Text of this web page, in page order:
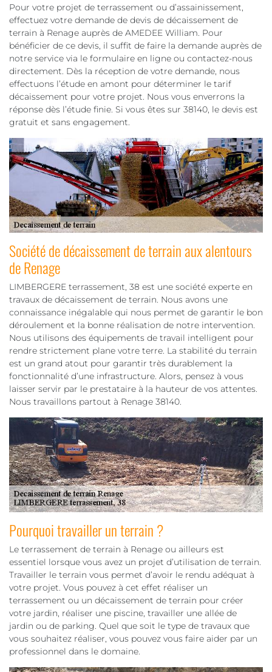
Pour votre projet de terrassement ou d’assainissement,
effectuez votre demande de devis de décaissement de
terrain à Renage auprès de AMEDEE William. Pour
bénéficier de ce devis, il suffit de faire la demande auprès de
notre service via le formulaire en ligne ou contactez-nous
directement. Dès la réception de votre demande, nous
effectuons l’étude en amont pour déterminer le tarif
décaissement pour votre projet. Nous vous enverrons la
réponse dès l’étude finie. Si vous êtes sur 38140, le devis est
gratuit et sans engagement.
Société de décaissement de terrain aux alentours
de Renage
LIMBERGERE terrassement, 38 est une société experte en
travaux de décaissement de terrain. Nous avons une
connaissance inégalable qui nous permet de garantir le bon
déroulement et la bonne réalisation de notre intervention.
Nous utilisons des équipements de travail intelligent pour
rendre strictement plane votre terre. La stabilité du terrain
est un grand atout pour garantir très durablement la
fonctionnalité d’une infrastructure. Alors, pensez à vous
laisser servir par le prestataire à la hauteur de vos attentes.
Nous travaillons partout à Renage 38140.
Pourquoi travailler un terrain ?
Le terrassement de terrain à Renage ou ailleurs est
essentiel lorsque vous avez un projet d’utilisation de terrain.
Travailler le terrain vous permet d’avoir le rendu adéquat à
votre projet. Vous pouvez à cet effet réaliser un
terrassement ou un décaissement de terrain pour créer
votre jardin, réaliser une piscine, travailler une allée de
jardin ou de parking. Quel que soit le type de travaux que
vous souhaitez réaliser, vous pouvez vous faire aider par un
professionnel dans le domaine.